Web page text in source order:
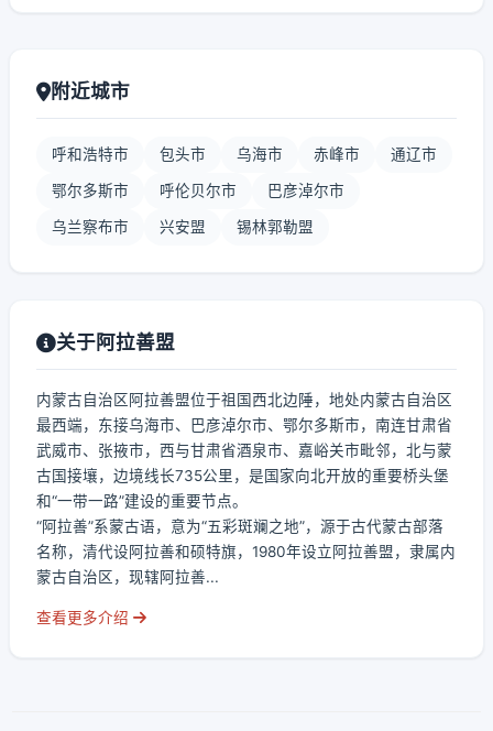
附近城市
呼和浩特市 包头市 乌海市 赤峰市 通辽市
鄂尔多斯市 呼伦贝尔市 巴彦淖尔市
乌兰察布市 兴安盟 锡林郭勒盟
关于阿拉善盟
内蒙古自治区阿拉善盟位于祖国西北边陲，地处内蒙古自治区
最西端，东接乌海市、巴彦淖尔市、鄂尔多斯市，南连甘肃省
武威市、张掖市，西与甘肃省酒泉市、嘉峪关市毗邻，北与蒙
古国接壤，边境线长735公里，是国家向北开放的重要桥头堡
和“一带一路”建设的重要节点。
“阿拉善”系蒙古语，意为“五彩斑斓之地”，源于古代蒙古部落
名称，清代设阿拉善和硕特旗，1980年设立阿拉善盟，隶属内
蒙古自治区，现辖阿拉善...
查看更多介绍